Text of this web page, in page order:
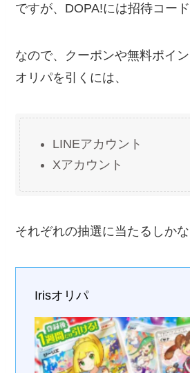
ですが、DOPA!には招待コー
なので、クーポンや無料ポイ
オリパを引くには、
LINEアカウント
Xアカウント
それぞれの抽選に当たるしかな
Irisオリパ